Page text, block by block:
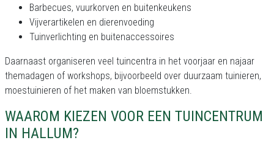
Barbecues, vuurkorven en buitenkeukens
Vijverartikelen en dierenvoeding
Tuinverlichting en buitenaccessoires
Daarnaast organiseren veel tuincentra in het voorjaar en najaar
themadagen of workshops, bijvoorbeeld over duurzaam tuinieren,
moestuinieren of het maken van bloemstukken.
WAAROM KIEZEN VOOR EEN TUINCENTRUM
IN HALLUM?